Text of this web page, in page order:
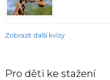
Zobrazit další kvízy
Pro děti ke stažení